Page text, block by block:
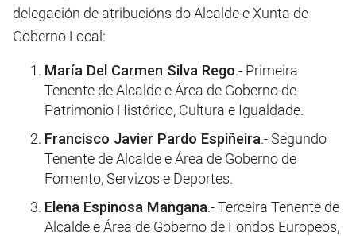
delegación de atribucións do Alcalde e Xunta de
Goberno Local:
María Del Carmen Silva Rego.- Primeira
Tenente de Alcalde e Área de Goberno de
Patrimonio Histórico, Cultura e Igualdade.
Francisco Javier Pardo Espiñeira.- Segundo
Tenente de Alcalde e Área de Goberno de
Fomento, Servizos e Deportes.
Elena Espinosa Mangana.- Terceira Tenente de
Alcalde e Área de Goberno de Fondos Europeos,